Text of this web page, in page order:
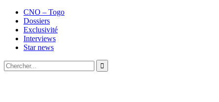
CNO – Togo
Dossiers
Exclusivité
Interviews
Star news